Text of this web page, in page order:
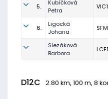
5.
Kubíčková
Petra
6.
Ligocká
Johana
Slezáková
Barbora
D12C 2.80 km, 100 m, 8